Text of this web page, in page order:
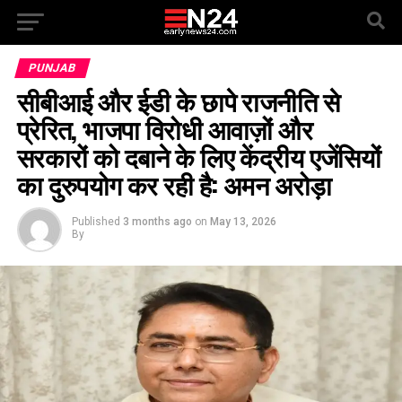
PUNJAB
सीबीआई और ईडी के छापे राजनीति से
प्रेरित, भाजपा विरोधी आवाज़ों और
सरकारों को दबाने के लिए केंद्रीय एजेंसियों
का दुरुपयोग कर रही है: अमन अरोड़ा
Published 3 months ago on May 13, 2026
By